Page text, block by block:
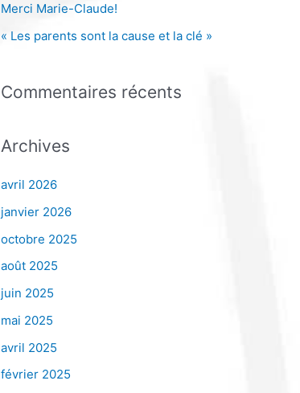
Merci Marie-Claude!
« Les parents sont la cause et la clé »
Commentaires récents
Archives
avril 2026
janvier 2026
octobre 2025
août 2025
juin 2025
mai 2025
avril 2025
février 2025